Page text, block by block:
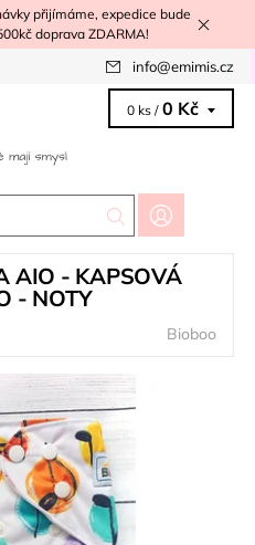
přijímáme, expedice bude
doprava ZDARMA!
info@emimis.cz
0 ks / 0 Kč
AIO - KAPSOVÁ
- NOTY
Bioboo